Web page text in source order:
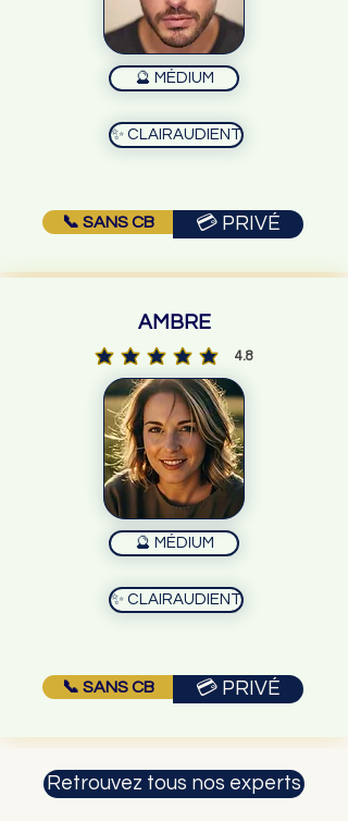
🔮 MÉDIUM
✨ CLAIRAUDIENT
📞 SANS CB 💳 PRIVÉ
AMBRE
4.8
la note moyenne est 4.8 sur
🔮 MÉDIUM
✨ CLAIRAUDIENT
📞 SANS CB 💳 PRIVÉ
Retrouvez tous nos experts